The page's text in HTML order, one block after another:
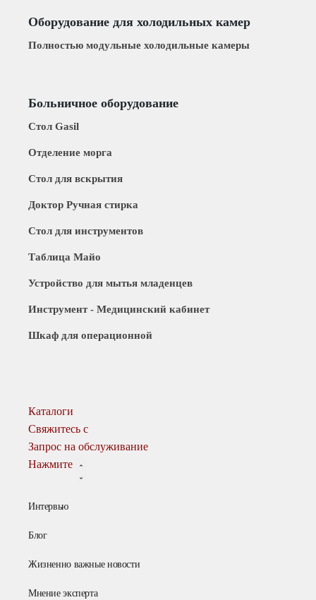
Оборудование для холодильных камер
Полностью модульные холодильные камеры
Больничное оборудование
Стол Gasil
Отделение морга
Стол для вскрытия
Доктор Ручная стирка
Стол для инструментов
Таблица Майо
Устройство для мытья младенцев
Инструмент - Медицинский кабинет
Шкаф для операционной
Каталоги
Свяжитесь с
Запрос на обслуживание
Нажмите
Интервью
Блог
Жизненно важные новости
Мнение эксперта